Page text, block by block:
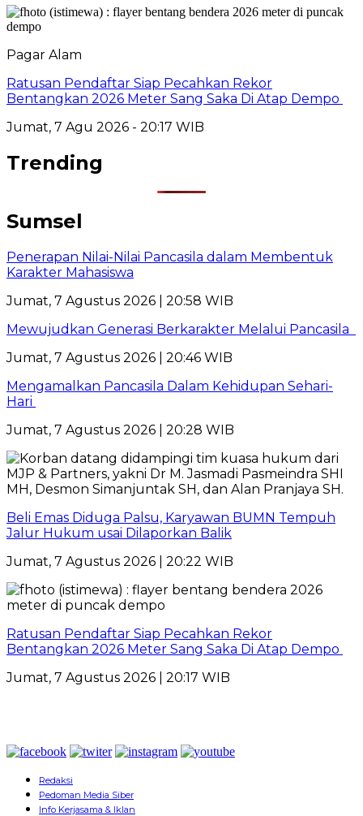
Pagar Alam
Ratusan Pendaftar Siap Pecahkan Rekor
Bentangkan 2026 Meter Sang Saka Di Atap Dempo
Jumat, 7 Agu 2026 - 20:17 WIB
Trending
Sumsel
Penerapan Nilai-Nilai Pancasila dalam Membentuk
Karakter Mahasiswa
Jumat, 7 Agustus 2026 | 20:58 WIB
Mewujudkan Generasi Berkarakter Melalui Pancasila
Jumat, 7 Agustus 2026 | 20:46 WIB
Mengamalkan Pancasila Dalam Kehidupan Sehari-
Hari
Jumat, 7 Agustus 2026 | 20:28 WIB
Beli Emas Diduga Palsu, Karyawan BUMN Tempuh
Jalur Hukum usai Dilaporkan Balik
Jumat, 7 Agustus 2026 | 20:22 WIB
Ratusan Pendaftar Siap Pecahkan Rekor
Bentangkan 2026 Meter Sang Saka Di Atap Dempo
Jumat, 7 Agustus 2026 | 20:17 WIB
Redaksi
Pedoman Media Siber
Info Kerjasama & Iklan